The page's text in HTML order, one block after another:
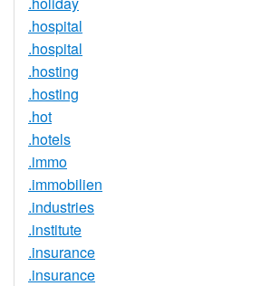
.hospital
.hospital
.hosting
.hosting
.hot
.hotels
.immo
.immobilien
.industries
.institute
.insurance
.insurance